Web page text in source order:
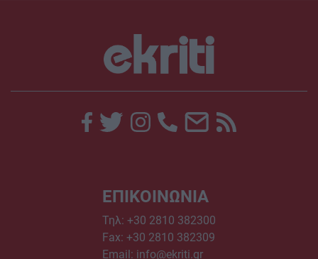
ΕΠΙΚΟΙΝΩΝΙΑ
Τηλ: +30 2810 382300
Fax: +30 2810 382309
Email: info@ekriti.gr